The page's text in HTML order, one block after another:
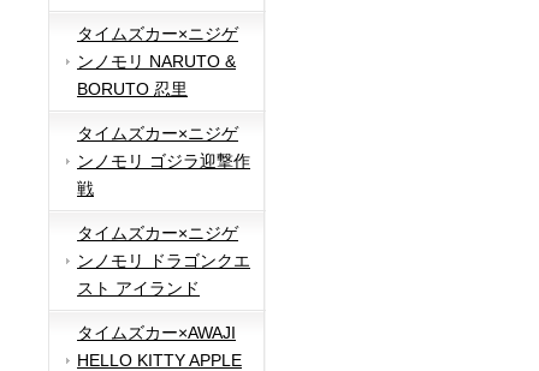
タイムズカー×ニジゲ
ンノモリ NARUTO &
BORUTO 忍里
タイムズカー×ニジゲ
ンノモリ ゴジラ迎撃作
戦
タイムズカー×ニジゲ
ンノモリ ドラゴンクエ
スト アイランド
タイムズカー×AWAJI
HELLO KITTY APPLE